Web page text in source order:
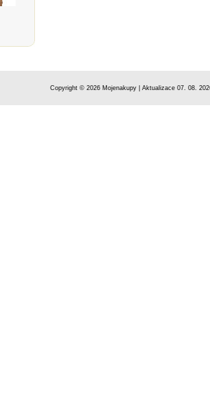
Copyright © 2026 Mojenakupy | Aktualizace 07. 08.